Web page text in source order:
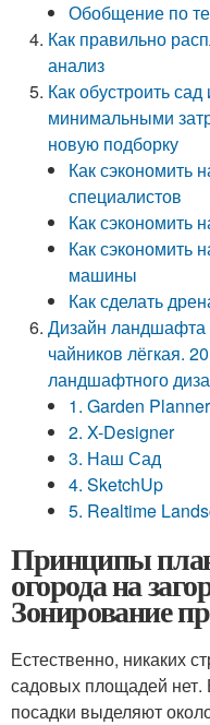
Обобщение по
Как правильно
анализ
Как обустроить
минимальными
новую подборку
Как сэкономить
специалистов
Как сэкономить
Как сэкономить
машины
Как сделать
Дизайн ландшафта
чайников лёгкая.
ландшафтного
1. Garden Planner
2. X-Designer
3. Наш Сад
4. SketchUp
5. Realtime
Принципы
огорода на
Зонирование
Естественно, никаких
садовых площадей нет.
посадки выделяют